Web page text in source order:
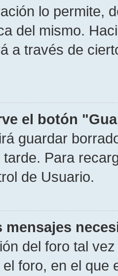
lo permite,
del mismo.
a través de
el botón
guardar
Para
de Usuario.
mensajes
del foro tal
foro, en el